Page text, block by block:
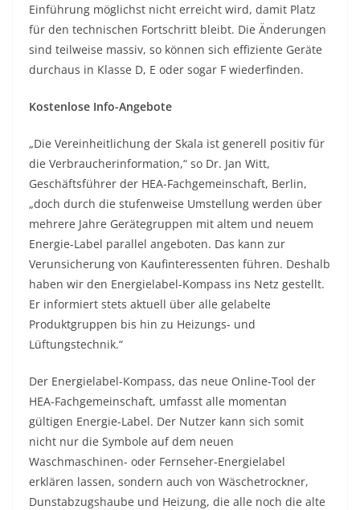
Einführung möglichst nicht erreicht wird, damit Platz
für den technischen Fortschritt bleibt. Die Änderungen
sind teilweise massiv, so können sich effiziente Geräte
durchaus in Klasse D, E oder sogar F wiederfinden.
Kostenlose Info-Angebote
„Die Vereinheitlichung der Skala ist generell positiv für
die Verbraucherinformation,“ so Dr. Jan Witt,
Geschäftsführer der HEA-Fachgemeinschaft, Berlin,
„doch durch die stufenweise Umstellung werden über
mehrere Jahre Gerätegruppen mit altem und neuem
Energie-Label parallel angeboten. Das kann zur
Verunsicherung von Kaufinteressenten führen. Deshalb
haben wir den Energielabel-Kompass ins Netz gestellt.
Er informiert stets aktuell über alle gelabelte
Produktgruppen bis hin zu Heizungs- und
Lüftungstechnik.“
Der Energielabel-Kompass, das neue Online-Tool der
HEA-Fachgemeinschaft, umfasst alle momentan
gültigen Energie-Label. Der Nutzer kann sich somit
nicht nur die Symbole auf dem neuen
Waschmaschinen- oder Fernseher-Energielabel
erklären lassen, sondern auch von Wäschetrockner,
Dunstabzugshaube und Heizung, die alle noch die alte